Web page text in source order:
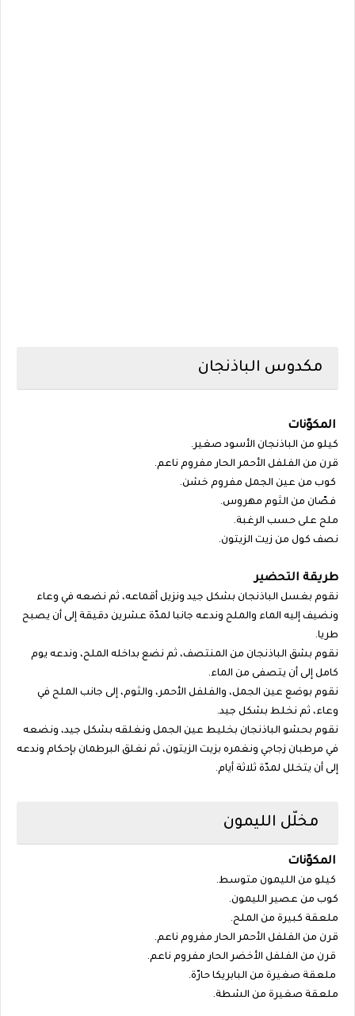
مكدوس الباذنجان
المكوّنات
كيلو من الباذنجان الأسود صغير.
قرن من الفلفل الأحمر الحار مفروم ناعم.
كوب من عين الجمل مفروم خشن.
فصّان من الثوم مهروس.
ملح على حسب الرغبة.
نصف كول من زيت الزيتون.
طريقة التحضير
نقوم بغسل الباذنجان بشكل جيد ونزيل أقماعه، ثم نضعه في وعاء
ونضيف إليه الماء والملح وندعه جانبا لمدّة عشرين دقيقة إلى أن يصبح
طريا.
نقوم بشق الباذنجان من المنتصف، ثم نضع بداخله الملح، وندعه يوم
كامل إلى أن يتصفى من الماء.
نقوم بوضع عين الجمل، والفلفل الأحمر، والثوم، إلى جانب الملح في
وعاء، ثم نخلط بشكل جيد.
نقوم بحشو الباذنجان بخليط عين الجمل ونغلقه بشكل جيد، ونضعه
في مرطبان زجاجي ونغمره بزيت الزيتون، ثم نغلق البرطمان بإحكام وندعه
إلى أن يتخلل لمدّة ثلاثة أيام.
مخلّل الليمون
المكوّنات
كيلو من الليمون متوسط.
كوب من عصير الليمون.
ملعقة كبيرة من الملح.
قرن من الفلفل الأحمر الحار مفروم ناعم.
قرن من الفلفل الأخضر الحار مفروم ناعم.
ملعقة صغيرة من البابريكا حارّة.
ملعقة صغيرة من الشطة.